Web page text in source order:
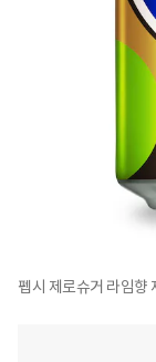
펩시 제로슈거 라임향